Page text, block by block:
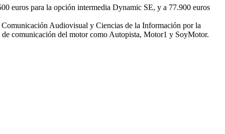
euros para la opción intermedia Dynamic SE, y a 77.900 euros
Audiovisual y Ciencias de la Información por la
comunicación del motor como Autopista, Motor1 y SoyMotor.